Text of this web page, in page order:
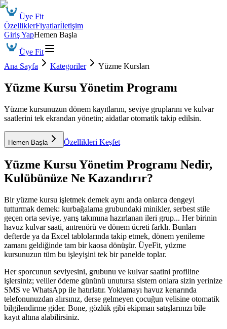
Üye Fit
ÖzelliklerFiyatlarİletişim
Giriş YapHemen Başla
Üye Fit
Ana Sayfa
Kategoriler Yüzme Kursları
Yüzme Kursu Yönetim Programı
Yüzme kursunuzun dönem kayıtlarını, seviye gruplarını ve kulvar
saatlerini tek ekrandan yönetin; aidatlar otomatik takip edilsin.
Hemen Başla Özellikleri Keşfet
Yüzme Kursu Yönetim Programı Nedir,
Kulübünüze Ne Kazandırır?
Bir yüzme kursu işletmek demek aynı anda onlarca dengeyi
tutturmak demek: kurbağalama grubundaki minikler, serbest stile
geçen orta seviye, yarış takımına hazırlanan ileri grup... Her birinin
havuz kulvar saati, antrenörü ve dönem ücreti farklı. Bunları
defterde ya da Excel tablolarında takip etmek, dönem yenileme
zamanı geldiğinde tam bir kaosa dönüşür. ÜyeFit, yüzme
kursunuzun tüm bu işleyişini tek bir panelde toplar.
Her sporcunun seviyesini, grubunu ve kulvar saatini profiline
işlersiniz; veliler ödeme gününü unutursa sistem onlara sizin yerinize
SMS ve WhatsApp ile hatırlatır. Yoklamayı havuz kenarında
telefonunuzdan alırsınız, derse gelmeyen çocuğun velisine otomatik
bilgilendirme gider. Bone, gözlük gibi ekipman satışlarınızı bile
kayıt altına alabilirsiniz.